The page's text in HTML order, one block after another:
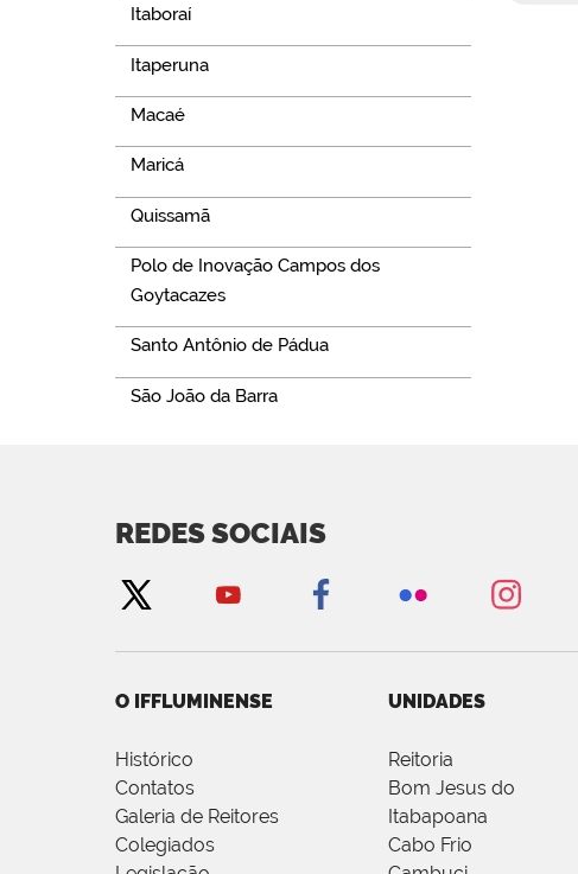
Itaboraí
Itaperuna
Macaé
Maricá
Quissamã
Polo de Inovação Campos dos
Goytacazes
Santo Antônio de Pádua
São João da Barra
REDES SOCIAIS
O IFFLUMINENSE
Histórico
Contatos
Galeria de Reitores
Colegiados
UNIDADES
Reitoria
Bom Jesus do
Itabapoana
Cabo Frio